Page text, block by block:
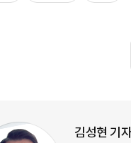
김성현 기자